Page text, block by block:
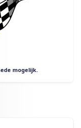
mogelijk.